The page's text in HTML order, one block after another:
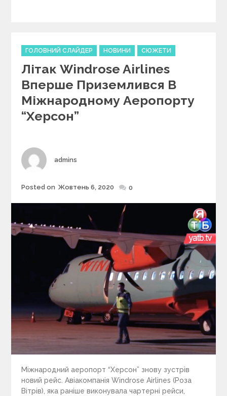
C
a
t
e
g
o
r
ГОЛОВНИЙ СЛАЙДЕР НОВИНИ СЮЖЕТИ
Літак Windrose Airlines
Вперше Приземлився В
Міжнародному Аеропорту
“Херсон”
Author
admins
Posted
Posted on Жовтень 6, 2020 0
Міжнародний аеропорт “Херсон” знову зустрів
новий рейс. Авіакомпанія Windrose Airlines (Роза
Вітрів), яка раніше виконувала чартерні рейси,